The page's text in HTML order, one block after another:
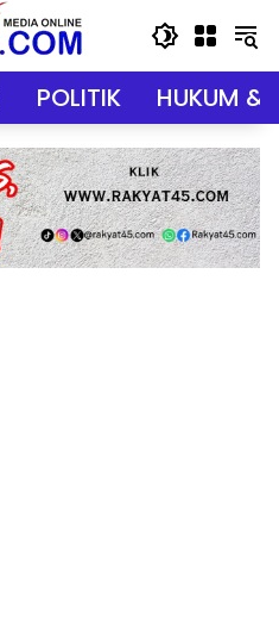
POLITIK HUKUM &